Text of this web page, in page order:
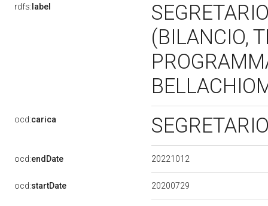
rdfs: label
(BILANCIO,
ocd:carica
ocd:endDate 20221012
ocd:startDate 20200729